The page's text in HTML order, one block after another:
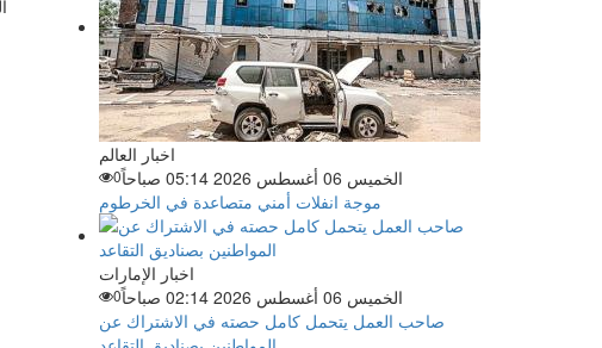
اخبار العالم
الخميس 06 أغسطس 2026 05:14 صباحاً
0
موجة انفلات أمني متصاعدة في الخرطوم
اخبار الإمارات
الخميس 06 أغسطس 2026 02:14 صباحاً
0
صاحب العمل يتحمل كامل حصته في الاشتراك عن